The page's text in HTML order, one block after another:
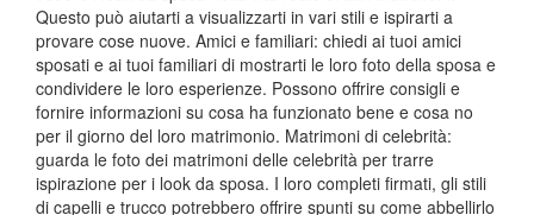
Questo può aiutarti a visualizzarti in vari stili e ispirarti a
provare cose nuove. Amici e familiari: chiedi ai tuoi amici
sposati e ai tuoi familiari di mostrarti le loro foto della sposa e
condividere le loro esperienze. Possono offrire consigli e
fornire informazioni su cosa ha funzionato bene e cosa no
per il giorno del loro matrimonio. Matrimoni di celebrità:
guarda le foto dei matrimoni delle celebrità per trarre
ispirazione per i look da sposa. I loro completi firmati, gli stili
di capelli e trucco potrebbero offrire spunti su come abbellirlo